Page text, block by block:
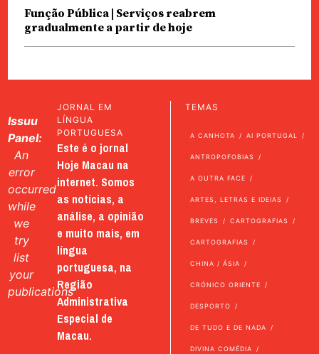
Função Pública | Serviços reabrem
gradualmente a partir de hoje
Issuu
Panel:
An
error
occurred
while
we
try
list
your
publications
JORNAL EM
LÍNGUA
PORTUGUESA
Este é o jornal
Hoje Macau na
internet. Somos
as notícias, a
análise, a opinião
e muito mais, em
língua
portuguesa, na
Região
Administrativa
Especial de
Macau.
TEMAS
A CANHOTA AI PORTUGAL
ANTROPOFOBIAS
A OUTRA FACE
ARTES, LETRAS E IDEIAS
BREVES CARTOGRAFIAS
CARTOGRAFIAS
CHINA / ÁSIA
CRÓNICO ORIENTE
DESPORTO
DE TUDO E DE NADA
DIVINA COMÉDIA